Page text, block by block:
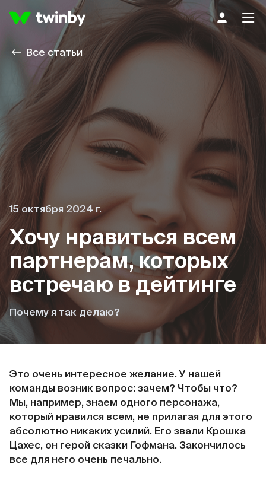
Все статьи
15 октября 2024 г.
Хочу нравиться всем
партнерам, которых
встречаю в дейтинге
Почему я так делаю?
Это очень интересное желание. У нашей
команды возник вопрос: зачем? Чтобы что?
Мы, например, знаем одного персонажа,
который нравился всем, не прилагая для этого
абсолютно никаких усилий. Его звали Крошка
Цахес, он герой сказки Гофмана. Закончилось
все для него очень печально.